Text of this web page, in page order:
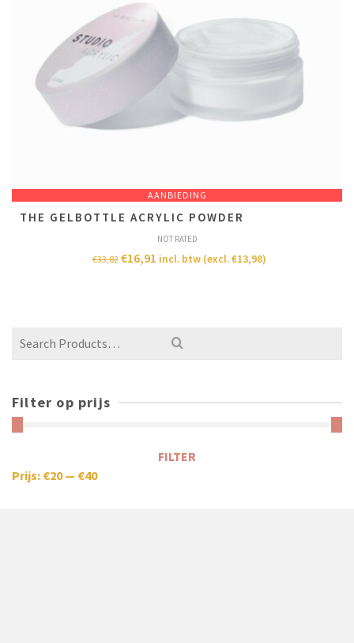
AANBIEDING
THE GELBOTTLE ACRYLIC POWDER
NOT RATED
€33,82 €16,91 incl. btw (excl.€13,98)
Filter op prijs
FILTER
Prijs: €20— €40